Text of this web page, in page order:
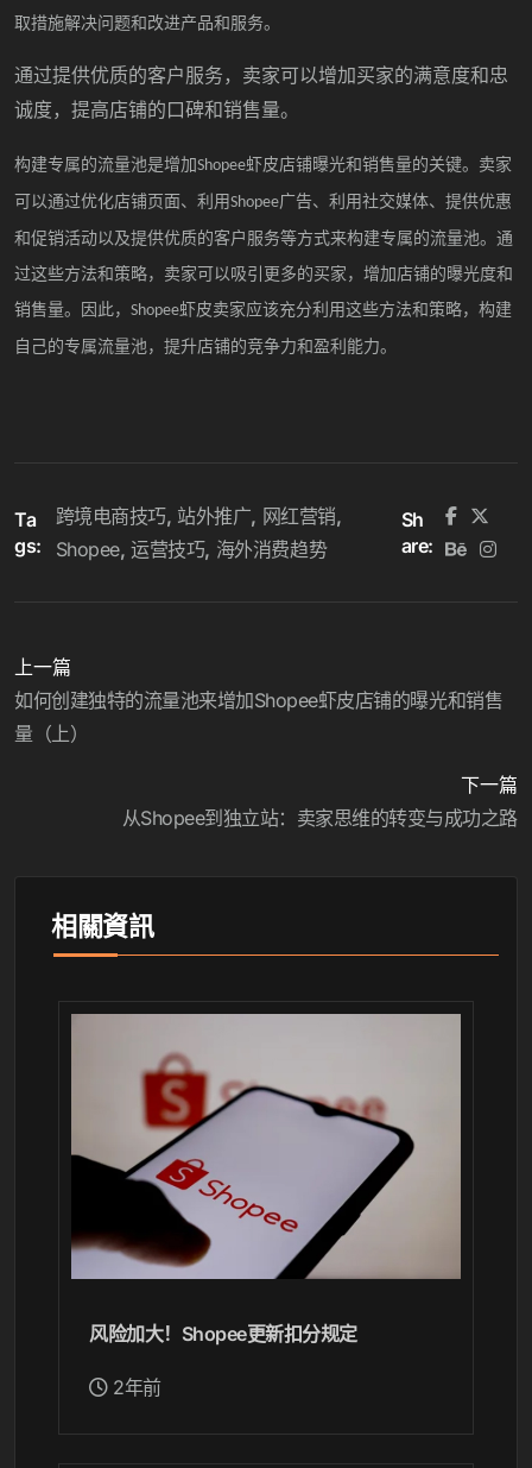
取措施解决问题和改进产品和服务。
通过提供优质的客户服务，卖家可以增加买家的满意度和忠
诚度，提高店铺的口碑和销售量。
构建专属的流量池是增加Shopee虾皮店铺曝光和销售量的关键。卖家
可以通过优化店铺页面、利用Shopee广告、利用社交媒体、提供优惠
和促销活动以及提供优质的客户服务等方式来构建专属的流量池。通
过这些方法和策略，卖家可以吸引更多的买家，增加店铺的曝光度和
销售量。因此， Shopee虾皮卖家应该充分利用这些方法和策略，构建
自己的专属流量池，提升店铺的竞争力和盈利能力。
Ta
gs:
跨境电商技巧 站外推广 网红营销
Shopee 运营技巧 海外消费趋势
Sh
are:
上一篇
如何创建独特的流量池来增加Shopee虾皮店铺的曝光和销售
量（上）
下一篇
从Shopee到独立站：卖家思维的转变与成功之路
相關資訊
风险加大！Shopee更新扣分规定
2年前